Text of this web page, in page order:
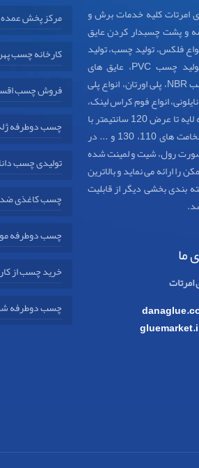
امرتات کلیه خدمات برش و
و پشت چسبدار کردن عایق
فلکس، تولید چسب، تولید
چسب EPDM، تولید چسب PVC، عایق های
حرارتی، تولید چسب NBR، پلی اورتان، انواع پلی
اتیلن گازی و EVA نایلونی، انواع فوم کراس لینک،
آلومینیوم های سه لایه تا عرض 120 سانتیمتر با
تولید چسب در ضخامت های 110، 130 و ... در
صورت رول، شیت و لمینت شده
را ارائه می نماید و بالاترین
بندی بخشی دیگر از قابلیت
ما
مرکز پخش
کارخانه چسب
فروش چسب
چسب دوطرفه
تولیدی چسب دانا
چسب کاغذی
چسب دوطرفه
خرید چسب از
چسب دوطرفه